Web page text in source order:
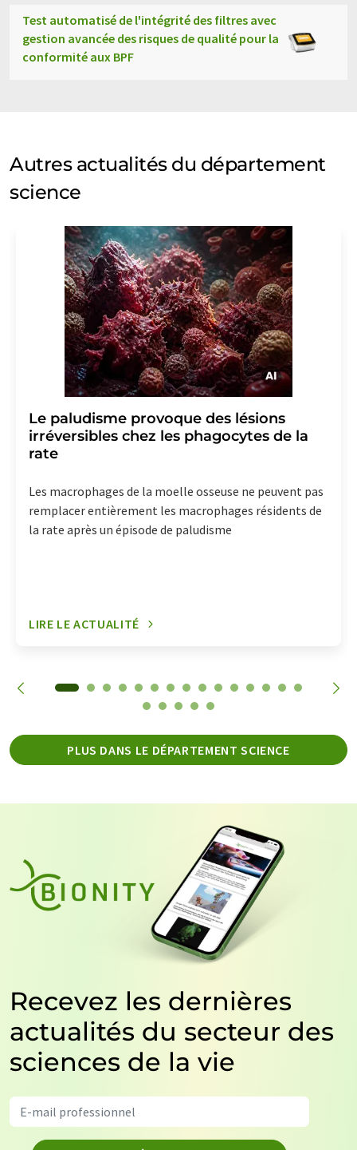
Test automatisé de l'intégrité des filtres avec
gestion avancée des risques de qualité pour la
conformité aux BPF
Autres actualités du département
science
Le paludisme provoque des lésions
irréversibles chez les phagocytes de la
rate
Les macrophages de la moelle osseuse ne peuvent pas
remplacer entièrement les macrophages résidents de
la rate après un épisode de paludisme
LIRE LE ACTUALITÉ
PLUS DANS LE DÉPARTEMENT SCIENCE
Recevez les dernières
actualités du secteur des
sciences de la vie